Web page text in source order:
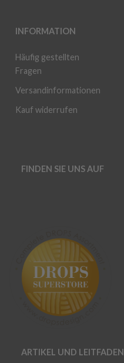
INFORMATION
Häufig gestellten
Fragen
Versandinformationen
Kauf widerrufen
FINDEN SIE UNS AUF
ARTIKEL UND LEITFADEN